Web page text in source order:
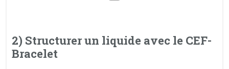
2) Structurer un liquide avec le CEF-
Bracelet